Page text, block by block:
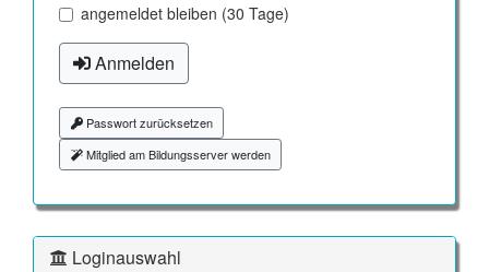
angemeldet bleiben (30 Tage)
Anmelden
Passwort zurücksetzen
Mitglied am Bildungsserver werden
Loginauswahl